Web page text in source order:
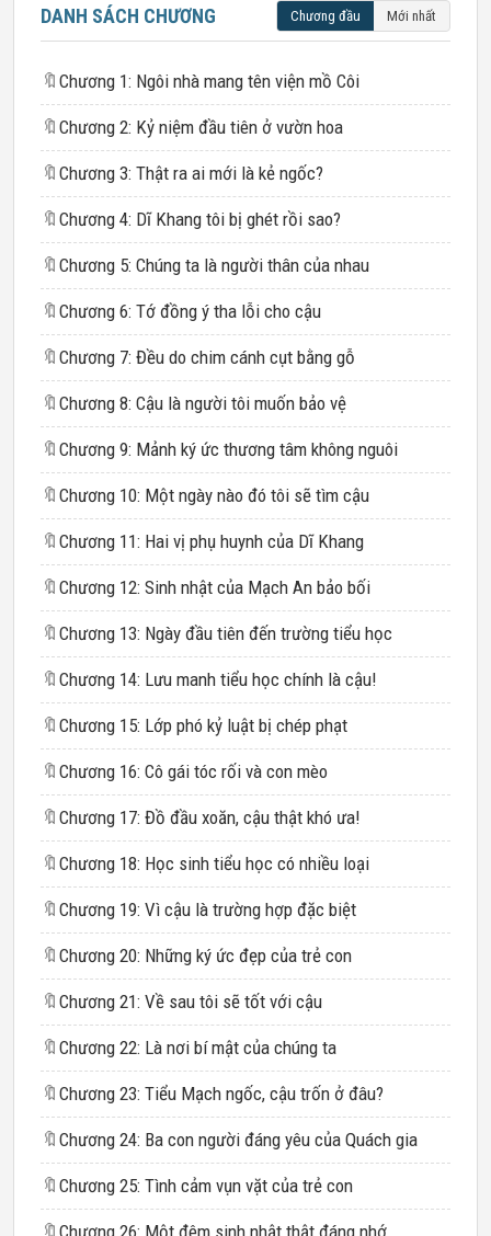
DANH SÁCH CHƯƠNG Chương đầu Mới nhất
🔖 Chương 1: Ngôi nhà mang tên viện mồ Côi
🔖 Chương 2: Kỷ niệm đầu tiên ở vườn hoa
🔖 Chương 3: Thật ra ai mới là kẻ ngốc?
🔖 Chương 4: Dĩ Khang tôi bị ghét rồi sao?
🔖 Chương 5: Chúng ta là người thân của nhau
🔖 Chương 6: Tớ đồng ý tha lỗi cho cậu
🔖 Chương 7: Đều do chim cánh cụt bằng gỗ
🔖 Chương 8: Cậu là người tôi muốn bảo vệ
🔖 Chương 9: Mảnh ký ức thương tâm không nguôi
🔖 Chương 10: Một ngày nào đó tôi sẽ tìm cậu
🔖 Chương 11: Hai vị phụ huynh của Dĩ Khang
🔖 Chương 12: Sinh nhật của Mạch An bảo bối
🔖 Chương 13: Ngày đầu tiên đến trường tiểu học
🔖 Chương 14: Lưu manh tiểu học chính là cậu!
🔖 Chương 15: Lớp phó kỷ luật bị chép phạt
🔖 Chương 16: Cô gái tóc rối và con mèo
🔖 Chương 17: Đồ đầu xoăn, cậu thật khó ưa!
🔖 Chương 18: Học sinh tiểu học có nhiều loại
🔖 Chương 19: Vì cậu là trường hợp đặc biệt
🔖 Chương 20: Những ký ức đẹp của trẻ con
🔖 Chương 21: Về sau tôi sẽ tốt với cậu
🔖 Chương 22: Là nơi bí mật của chúng ta
🔖 Chương 23: Tiểu Mạch ngốc, cậu trốn ở đâu?
🔖 Chương 24: Ba con người đáng yêu của Quách gia
🔖 Chương 25: Tình cảm vụn vặt của trẻ con
🔖 Chương 26: Một đêm sinh nhật thật đáng nhớ